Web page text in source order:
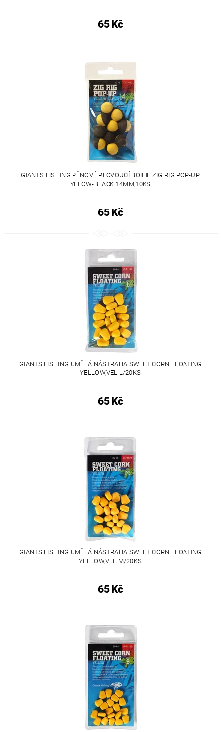
65 Kč
GIANTS FISHING PĚNOVÉ PLOVOUCÍ BOILIE ZIG RIG POP-UP
YELOW-BLACK 14MM,10KS
65 Kč
GIANTS FISHING UMĚLÁ NÁSTRAHA SWEET CORN FLOATING
YELLOW,VEL.L/20KS
65 Kč
GIANTS FISHING UMĚLÁ NÁSTRAHA SWEET CORN FLOATING
YELLOW,VEL.M/20KS
65 Kč